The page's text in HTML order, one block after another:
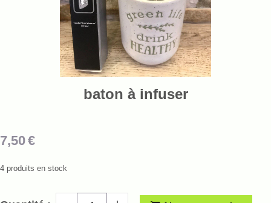
baton à infuser
7,50€
4 produits en stock